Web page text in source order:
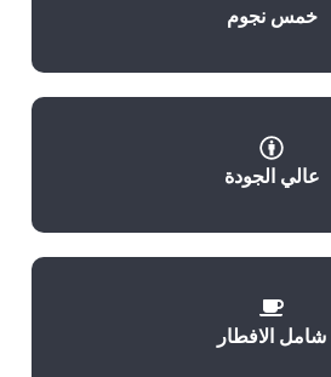
خمس نجوم
عالي الجودة
شامل الافطار